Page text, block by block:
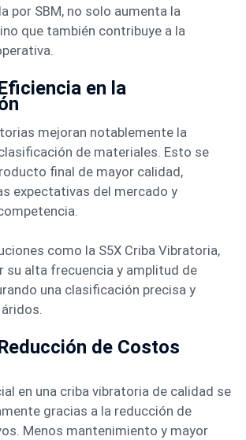
por SBM, no solo aumenta la
que también contribuye a la
en la
mejoran notablemente la
de materiales. Esto se
final de mayor calidad,
expectativas del mercado y
como la S5X Criba Vibratoria,
su alta frecuencia y amplitud de
una clasificación precisa y
de Costos
en una criba vibratoria de calidad se
gracias a la reducción de
Menos mantenimiento y mayor